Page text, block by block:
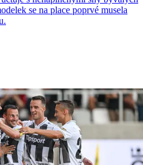
se na place poprvé musela